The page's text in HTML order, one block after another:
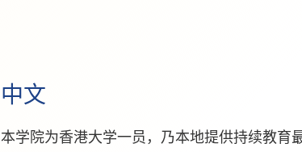
中文
本学院为香港大学一员，乃本地提供持续教育